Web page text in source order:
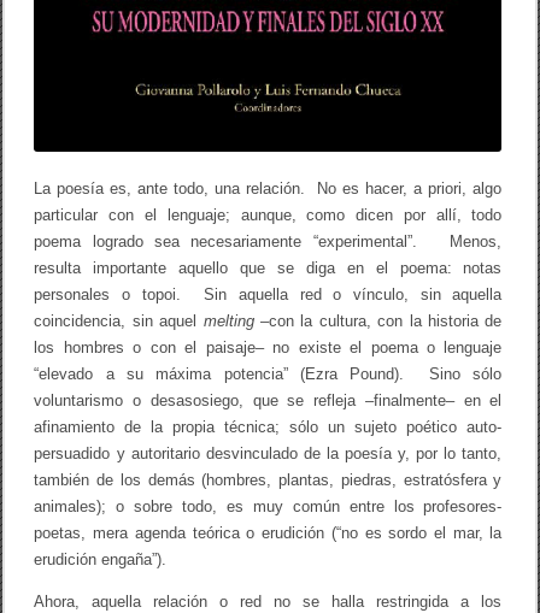
La poesía es, ante todo, una relación. No es hacer, a priori, algo
particular con el lenguaje; aunque, como dicen por allí, todo
poema logrado sea necesariamente “experimental”. Menos,
resulta importante aquello que se diga en el poema: notas
personales o topoi. Sin aquella red o vínculo, sin aquella
coincidencia, sin aquel melting–con la cultura, con la historia de
los hombres o con el paisaje– no existe el poema o lenguaje
“elevado a su máxima potencia” (Ezra Pound). Sino sólo
voluntarismo o desasosiego, que se refleja –finalmente– en el
afinamiento de la propia técnica; sólo un sujeto poético auto-
persuadido y autoritario desvinculado de la poesía y, por lo tanto,
también de los demás (hombres, plantas, piedras, estratósfera y
animales); o sobre todo, es muy común entre los profesores-
poetas, mera agenda teórica o erudición (“no es sordo el mar, la
erudición engaña”).
Ahora, aquella relación o red no se halla restringida a los